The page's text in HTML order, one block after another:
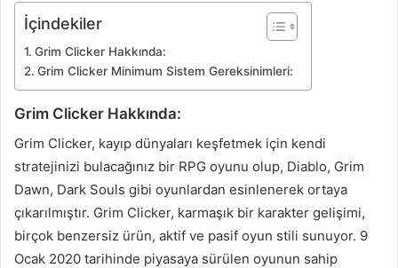
İçindekiler
Grim Clicker Hakkında:
Grim Clicker Minimum Sistem Gereksinimleri:
Grim Clicker Hakkında:
Grim Clicker, kayıp dünyaları keşfetmek için kendi
stratejinizi bulacağınız bir RPG oyunu olup, Diablo, Grim
Dawn, Dark Souls gibi oyunlardan esinlenerek ortaya
çıkarılmıştır. Grim Clicker, karmaşık bir karakter gelişimi,
birçok benzersiz ürün, aktif ve pasif oyun stili sunuyor. 9
Ocak 2020 tarihinde piyasaya sürülen oyunun sahip